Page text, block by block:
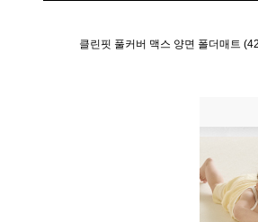
클린핏 풀커버 맥스 양면 폴더매트